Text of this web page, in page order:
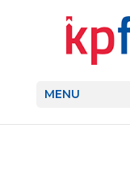
MENU